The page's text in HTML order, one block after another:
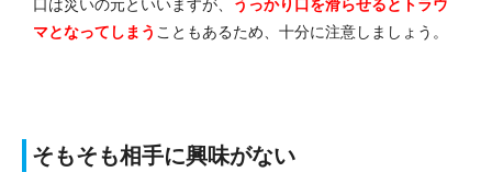
口は災いの元といいますが、
うっかり口を滑らせるとトラウ
マとなってしまう こともあるため、十分に注意しましょう。
そもそも相手に興味がない